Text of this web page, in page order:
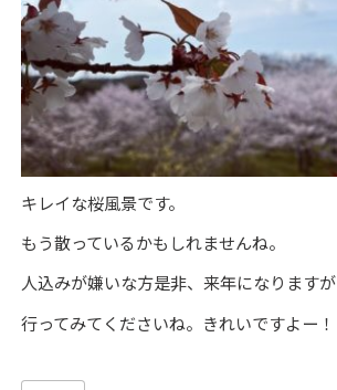
キレイな桜風景です。
もう散っているかもしれませんね。
人込みが嫌いな方是非、来年になりますが
行ってみてくださいね。きれいですよー！